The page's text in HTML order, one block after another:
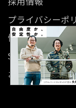
プライバシーポ
情報セキュリテ
SDGsに関する取
お問い合わせ